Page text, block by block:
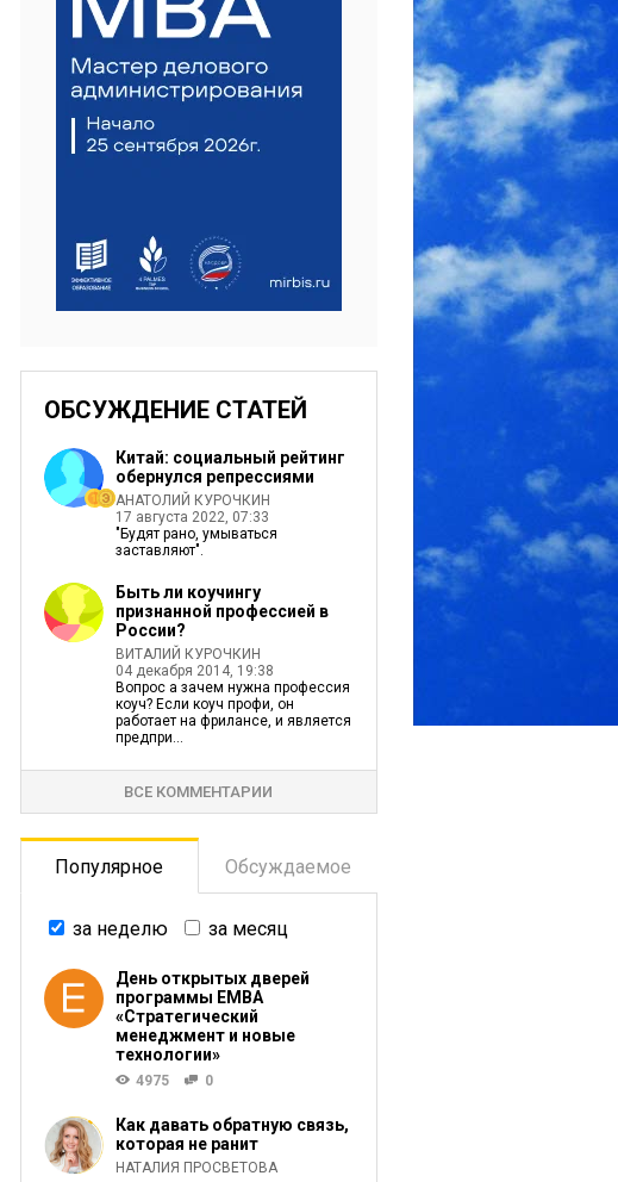
ОБСУЖДЕНИЕ СТАТЕЙ
Китай: социальный рейтинг
обернулся репрессиями
АНАТОЛИЙ КУРОЧКИН
17 августа 2022, 07:33
"Будят рано, умываться
заставляют".
Быть ли коучингу
признанной профессией в
России?
ВИТАЛИЙ КУРОЧКИН
04 декабря 2014, 19:38
Вопрос а зачем нужна профессия
коуч? Если коуч профи, он
работает на фрилансе, и является
предпри...
ВСЕ КОММЕНТАРИИ
Популярное Обсуждаемое
за неделю за месяц
День открытых дверей
программы ЕМВА
«Стратегический
менеджмент и новые
технологии»
4975 0
Как давать обратную связь,
которая не ранит
НАТАЛИЯ ПРОСВЕТОВА